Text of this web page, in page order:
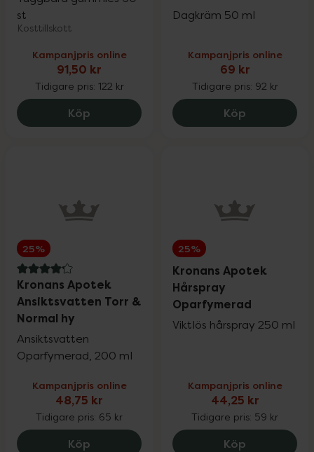
Mun- & tandvård Upp till 30%
Nyheter
st
Kosttillskott
Kampanjpris online
91,50 kr
Tidigare pris: 122 kr
Köp Monkids Fiskolja Barn Citron, 91.5 kr.
Dagkräm 50 ml
Kampanjpris online
69 kr
Tidigare pris: 92 kr
Köp Kronans
25%
4.2 av 5 i omdöme
Kronans Apotek
Ansiktsvatten Torr &
Normal hy
Ansiktsvatten
Oparfymerad, 200 ml
Kampanjpris online
48,75 kr
Tidigare pris: 65 kr
Köp Kronans Apotek Ansiktsvatten Torr &
25%
Kronans Apotek
Hårspray
Oparfymerad
Viktlös hårspray 250 ml
Kampanjpris online
44,25 kr
Tidigare pris: 59 kr
Köp Kronans